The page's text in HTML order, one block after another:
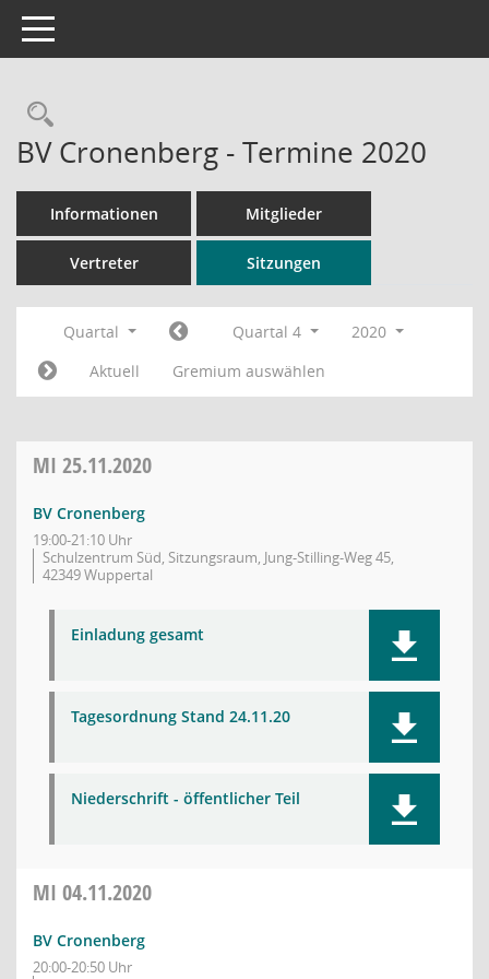
Toggle navigation
Rechercheauswahl
BV Cronenberg - Termine 2020
Informationen Mitglieder
Vertreter Sitzungen
Quartal Quartal 4
2020
Aktuell
Gremium auswählen
MI 25.11.2020
BV Cronenberg
19:00-21:10 Uhr
Schulzentrum Süd, Sitzungsraum, Jung-Stilling-Weg 45,
42349 Wuppertal
Einladung gesamt
Tagesordnung Stand 24.11.20
Niederschrift - öffentlicher Teil
MI 04.11.2020
BV Cronenberg
20:00-20:50 Uhr